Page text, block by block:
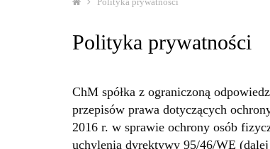
Polityka prywatności
ChM spółka z ograniczoną
przepisów prawa dotyczących
2016 r. w sprawie ochrony osób
uchylenia dyrektywy 95/46/WE